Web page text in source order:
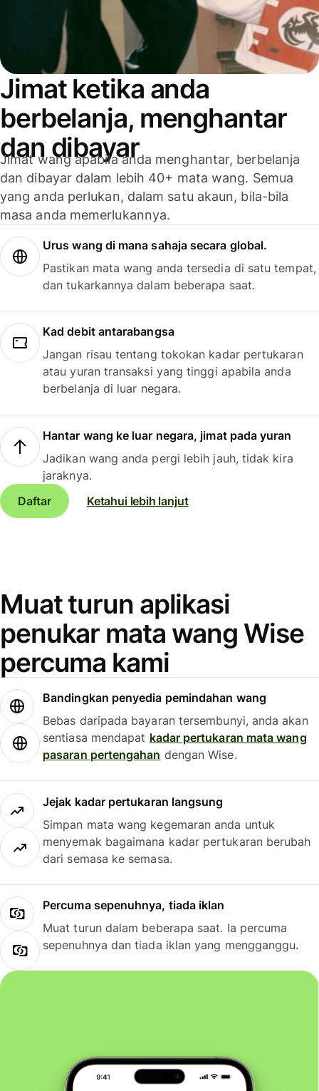
Jimat ketika anda
berbelanja, menghantar
dan dibayar
Jimat wang apabila anda menghantar, berbelanja
dan dibayar dalam lebih 40+ mata wang. Semua
yang anda perlukan, dalam satu akaun, bila-bila
masa anda memerlukannya.
Urus wang di mana sahaja secara global.
Pastikan mata wang anda tersedia di satu tempat,
dan tukarkannya dalam beberapa saat.
Kad debit antarabangsa
Jangan risau tentang tokokan kadar pertukaran
atau yuran transaksi yang tinggi apabila anda
berbelanja di luar negara.
Hantar wang ke luar negara, jimat pada yuran
Jadikan wang anda pergi lebih jauh, tidak kira
jaraknya.
Daftar
Ketahui lebih lanjut
Muat turun aplikasi
penukar mata wang Wise
percuma kami
Bandingkan penyedia pemindahan wang
Bebas daripada bayaran tersembunyi, anda akan
sentiasa mendapat kadar pertukaran mata wang
pasaran pertengahan dengan Wise.
Jejak kadar pertukaran langsung
Simpan mata wang kegemaran anda untuk
menyemak bagaimana kadar pertukaran berubah
dari semasa ke semasa.
Percuma sepenuhnya, tiada iklan
Muat turun dalam beberapa saat. Ia percuma
sepenuhnya dan tiada iklan yang mengganggu.